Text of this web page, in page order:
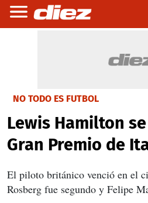
NO TODO ES FUTBOL
Lewis Hamilton
Gran Premio de
El piloto británico venció en el
Rosberg fue segundo y Felipe